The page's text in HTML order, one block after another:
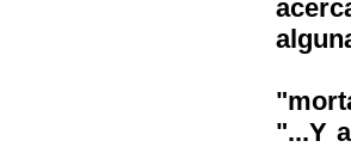
"...Y